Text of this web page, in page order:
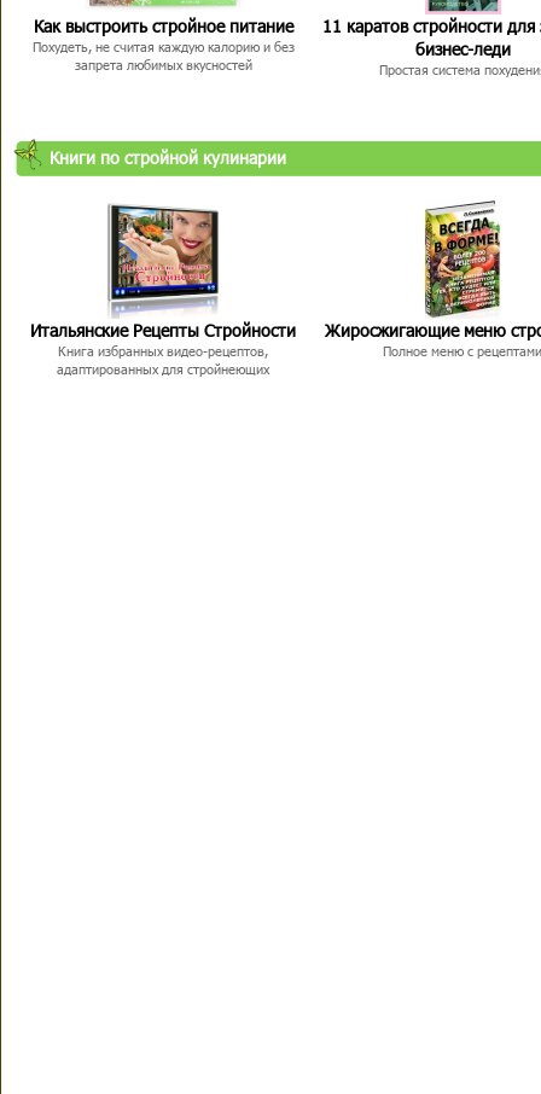
Как выстроить стройное питание
Похудеть, не считая каждую калорию и без
запрета любимых вкусностей
11 каратов стройности для
бизнес-леди
Простая система
Книги по стройной кулинарии
Итальянские Рецепты Стройности
Книга избранных видео-рецептов,
адаптированных для стройнеющих
Жиросжигающие меню
Полное меню с рецептами